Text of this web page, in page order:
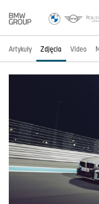
Artykuły Zdjęcia Video